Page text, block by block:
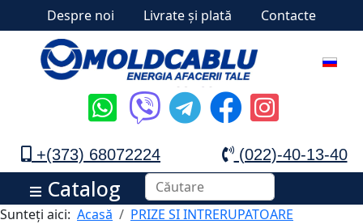
Despre noi Livrate și plată Contacte
+(373) 68072224 (022)-40-13-40
Catalog
Sunteți aici: Acasă
PRIZE SI INTRERUPATOARE